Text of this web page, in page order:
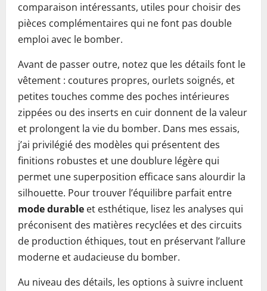
comparaison intéressants, utiles pour choisir des
pièces complémentaires qui ne font pas double
emploi avec le bomber.
Avant de passer outre, notez que les détails font le
vêtement : coutures propres, ourlets soignés, et
petites touches comme des poches intérieures
zippées ou des inserts en cuir donnent de la valeur
et prolongent la vie du bomber. Dans mes essais,
j’ai privilégié des modèles qui présentent des
finitions robustes et une doublure légère qui
permet une superposition efficace sans alourdir la
silhouette. Pour trouver l’équilibre parfait entre
mode durable et esthétique, lisez les analyses qui
préconisent des matières recyclées et des circuits
de production éthiques, tout en préservant l’allure
moderne et audacieuse du bomber.
Au niveau des détails, les options à suivre incluent